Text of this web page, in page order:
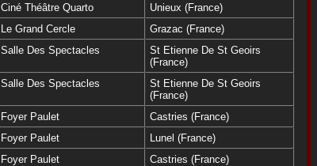
Ciné Théâtre Quarto
Unieux (France)
Le Grand Cercle
Grazac (France)
Salle Des Spectacles
St Etienne De St Geoirs
(France)
Salle Des Spectacles
St Etienne De St Geoirs
(France)
Foyer Paulet
Castries (France)
Foyer Paulet
Lunel (France)
Foyer Paulet
Castries (France)